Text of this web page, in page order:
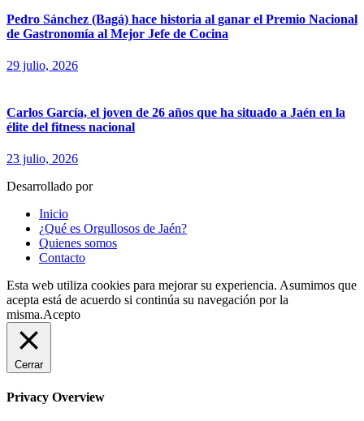
Pedro Sánchez (Bagá) hace historia al ganar el Premio Nacional
de Gastronomía al Mejor Jefe de Cocina
29 julio, 2026
Carlos García, el joven de 26 años que ha situado a Jaén en la
élite del fitness nacional
23 julio, 2026
Desarrollado por
Inicio
¿Qué es Orgullosos de Jaén?
Quienes somos
Contacto
Esta web utiliza cookies para mejorar su experiencia. Asumimos que
acepta está de acuerdo si continúa su navegación por la
misma.Acepto
Cerrar
Privacy Overview